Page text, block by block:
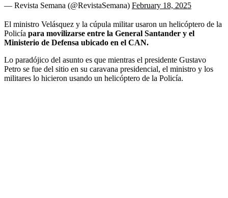
— Revista Semana (@RevistaSemana) February 18, 2025
El ministro Velásquez y la cúpula militar usaron un helicóptero de la
Policía para movilizarse entre la General Santander y el
Ministerio de Defensa ubicado en el CAN.
Lo paradójico del asunto es que mientras el presidente Gustavo
Petro se fue del sitio en su caravana presidencial, el ministro y los
militares lo hicieron usando un helicóptero de la Policía.